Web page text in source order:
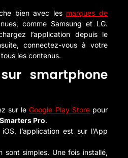
bien avec les marques de
comme Samsung et LG.
l’application depuis le
connectez-vous à votre
les contenus.
smartphone
sur leGoogle Play Storepour
Smarters Pro.
l’application est sur l’App
sont simples. Une fois installé,